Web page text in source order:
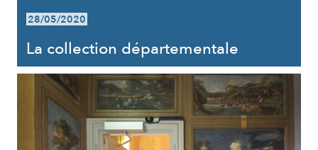
28/05/2020
La collection départementale